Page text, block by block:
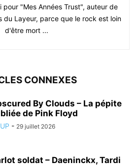
pour "Mes Années Trust", auteur de
du Layeur, parce que le rock est loin
d'être mort ...
CONNEXES
By Clouds – La pépite
de Pink Floyd
- 29 juillet 2026
soldat – Daeninckx, Tardi